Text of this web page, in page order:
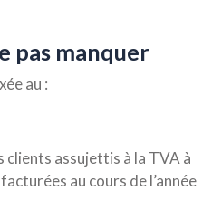
pas manquer
au :
assujettis à la TVA à
au cours de l’année